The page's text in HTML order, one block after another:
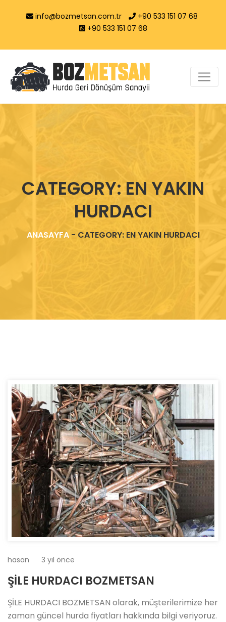
info@bozmetsan.com.tr
+90 533 151 07 68
+90 533 151 07 68
CATEGORY: EN YAKIN
HURDACI
ANASAYFA- CATEGORY: EN YAKIN HURDACI
hasan 3 yıl önce
ŞİLE HURDACI BOZMETSAN
ŞİLE HURDACI BOZMETSAN olarak, müşterilerimize her
zaman güncel hurda fiyatları hakkında bilgi veriyoruz.